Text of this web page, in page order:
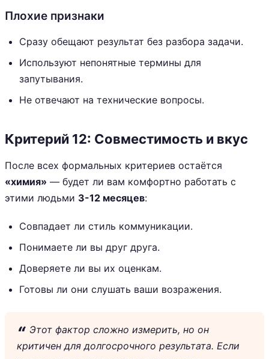
Плохие признаки
Сразу обещают результат без разбора задачи.
Используют непонятные термины для
запутывания.
Не отвечают на технические вопросы.
Критерий 12: Совместимость и вкус
После всех формальных критериев остаётся
«химия» — будет ли вам комфортно работать с
этими людьми 3-12 месяцев:
Совпадает ли стиль коммуникации.
Понимаете ли вы друг друга.
Доверяете ли вы их оценкам.
Готовы ли они слушать ваши возражения.
Этот фактор сложно измерить, но он
критичен для долгосрочного результата. Если